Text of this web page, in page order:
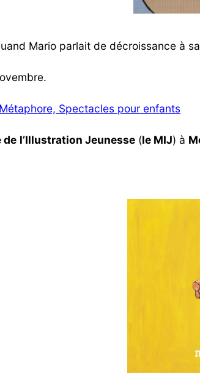
Mario parlait de décroissance à
Spectacles pour enfants
de l’Illustration Jeunesse (le MIJ) à